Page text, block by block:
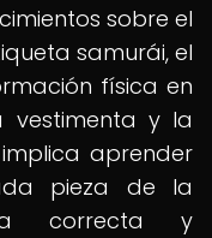
sobre el
samurái, el
física en
y la
aprender
pieza de la
correcta y